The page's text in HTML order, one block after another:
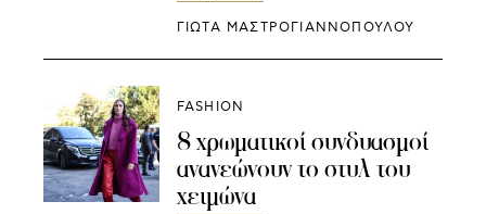
ΓΙΩΤΑ ΜΑΣΤΡΟΓΙΑΝΝΟΠΟΥΛΟΥ
FASHION
8 χρωματικοί συνδυασμοί
ανανεώνουν το στυλ του
χειμώνα